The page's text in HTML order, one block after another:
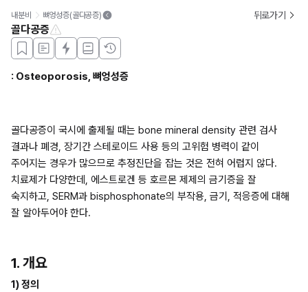
내분비 뼈엉성증(골다공증) 뒤로가기
골다공증
: Osteoporosis, 뼈엉성증
골다공증이 국시에 출제될 때는 bone mineral density 관련 검사
결과나 폐경, 장기간 스테로이드 사용 등의 고위험 병력이 같이
주어지는 경우가 많으므로 추정진단을 잡는 것은 전혀 어렵지 않다.
치료제가 다양한데, 에스트로겐 등 호르몬 제제의 금기증을 잘
숙지하고, SERM과 bisphosphonate의 부작용, 금기, 적응증에 대해
잘 알아두어야 한다.
1. 개요
1) 정의